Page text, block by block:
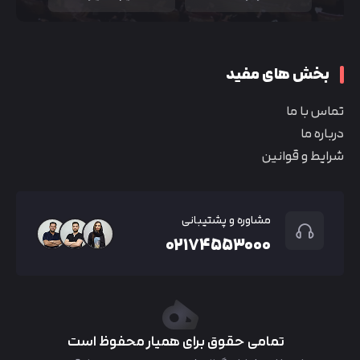
بخش های مفید
تماس با ما
درباره ما
شرایط و قوانین
مشاوره و پشتیبانی
۰۲۱۷۴۵۵۳۰۰۰
تمامی حقوق برای همیار محفوظ است